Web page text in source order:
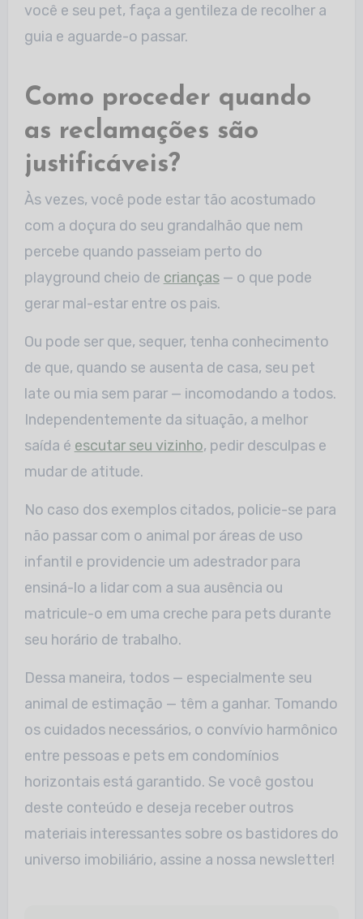
você e seu pet, faça a gentileza de recolher a
guia e aguarde-o passar.
Como proceder quando
as reclamações são
justificáveis?
Às vezes, você pode estar tão acostumado
com a doçura do seu grandalhão que nem
percebe quando passeiam perto do
playground cheio de crianças— o que pode
gerar mal-estar entre os pais.
Ou pode ser que, sequer, tenha conhecimento
de que, quando se ausenta de casa, seu pet
late ou mia sem parar — incomodando a todos.
Independentemente da situação, a melhor
saída é escutar seu vizinho, pedir desculpas e
mudar de atitude.
No caso dos exemplos citados, policie-se para
não passar com o animal por áreas de uso
infantil e providencie um adestrador para
ensiná-lo a lidar com a sua ausência ou
matricule-o em uma creche para pets durante
seu horário de trabalho.
Dessa maneira, todos — especialmente seu
animal de estimação — têm a ganhar. Tomando
os cuidados necessários, o convívio harmônico
entre pessoas e pets em condomínios
horizontais está garantido. Se você gostou
deste conteúdo e deseja receber outros
materiais interessantes sobre os bastidores do
universo imobiliário, assine a nossa newsletter!